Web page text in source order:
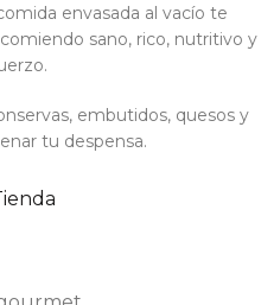
THE COOK
espacio
gastronómico
PLATOS
A BAJA
ENVASADOS
COMIDA
GOURMET
LISTAS
PARA
CALENTAR
TU EVENTO
RESULTADO
PERFECTO
envasada al vacío te
sano, rico, nutritivo y
embutidos, quesos y
tu despensa.